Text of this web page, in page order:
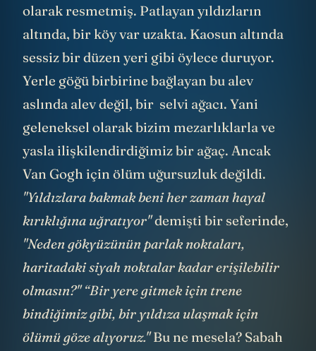
olarak resmetmiş. Patlayan yıldızların
altında, bir köy var uzakta. Kaosun altında
sessiz bir düzen yeri gibi öylece duruyor.
Yerle göğü birbirine bağlayan bu alev
aslında alev değil, bir selvi ağacı. Yani
geleneksel olarak bizim mezarlıklarla ve
yasla ilişkilendirdiğimiz bir ağaç. Ancak
Van Gogh için ölüm uğursuzluk değildi.
"Yıldızlara bakmak beni her zaman hayal
kırıklığına uğratıyor"demişti bir seferinde,
"Neden gökyüzünün parlak noktaları,
haritadaki siyah noktalar kadar erişilebilir
olmasın?" “Bir yere gitmek için trene
bindiğimiz gibi, bir yıldıza ulaşmak için
ölümü göze alıyoruz."Bu ne mesela? Sabah